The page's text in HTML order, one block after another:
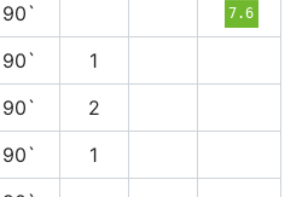
90` 7.6
90`
1
90`
2
90`
1